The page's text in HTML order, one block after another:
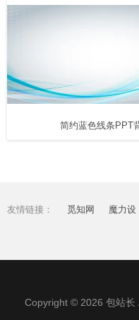
简约蓝色线条PPT
友情链接： 觅知网 魔力设
Copyright © 2026 包站长